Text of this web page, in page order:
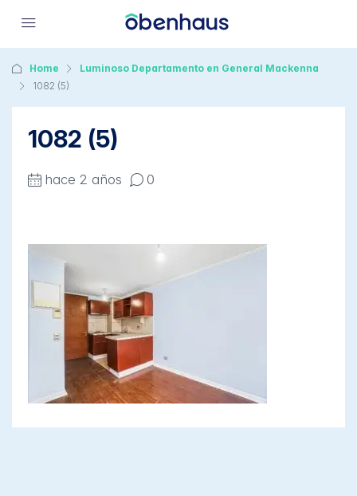
Home
Luminoso Departamento en General Mackenna
1082 (5)
1082 (5)
hace 2 años 0